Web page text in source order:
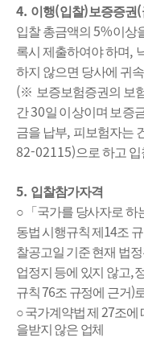
4. 이행(입찰) 보증증권(
입찰 총금액의 5%이상
록시 제출하여야 하며,
하지 않으면 당사에 귀
(※ 보증보험증권의 보
간30일 이상이며 보증
금을 납부, 피보험자는
82-02115)으로 하고
5. 입찰참가자격
○
「 국가를 당사자로 하
동법 시행규칙 제 14조
찰공고일 기준 현재 법정
업정지 등에 있지 않고,
규칙76조 규정에 근거)
○국가계약법 제 27조에
을받지 않은 업체